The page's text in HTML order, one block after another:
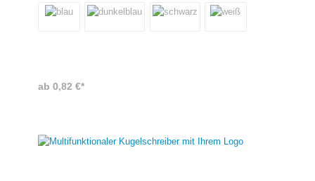
macht.Eigenschaften des Fidget Spinner KugelschreibersDer
Kugelschreiber hat die Maße 14,8 x 1 cm und ist aus recyceltem
ab 0,82 €*